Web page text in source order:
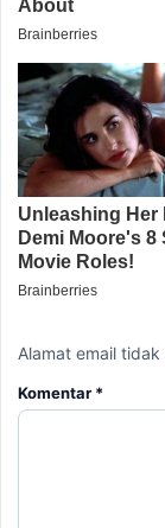
Alamat email
Komentar *